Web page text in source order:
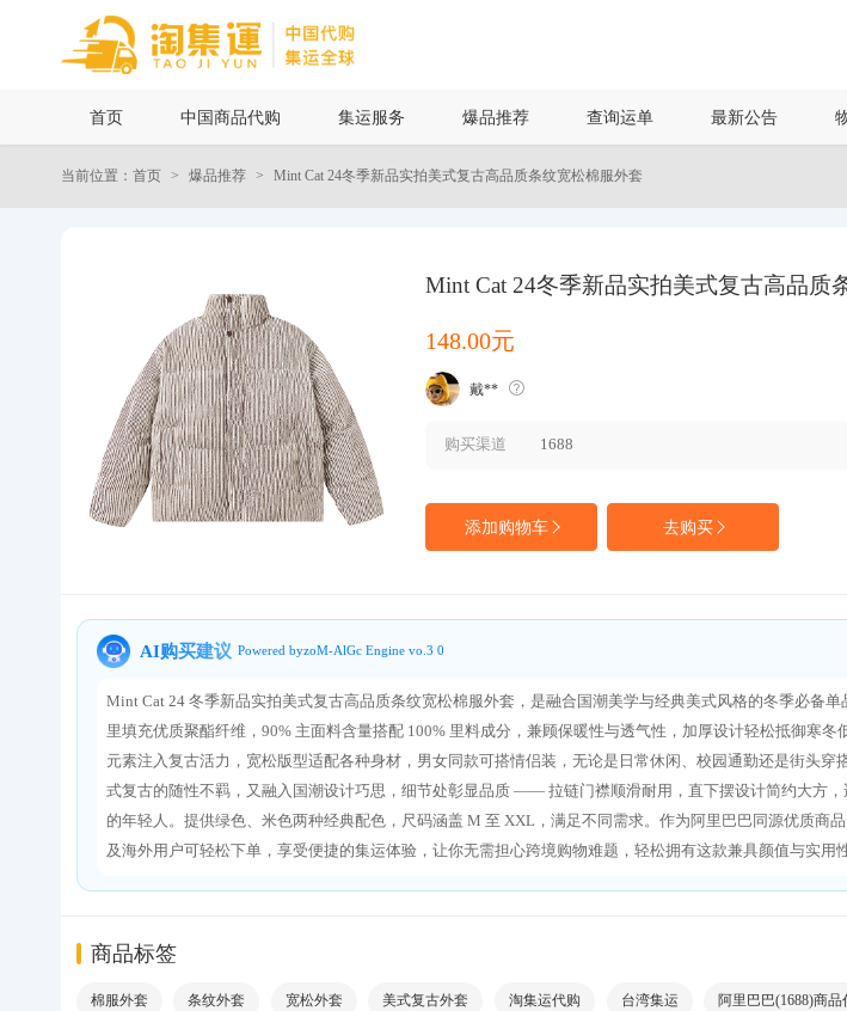
物流资讯
首页 中国商品代购 集运服务 爆品推荐 查询运单 最新公告
当前位置：首页 爆品推荐 Mint Cat 24冬季新品实拍美式复古高品质条纹宽松棉服外套
Mint Cat 24冬季新品实拍美式复古高品质
148.00元
戴**
购买渠道 1688
添加购物车 去购买
AI购买建议 Powered byzoM-AlGc Engine vo.3 0
Mint Cat 24 冬季新品实拍美式复古高品质条纹宽松棉服外套，是融合国潮美学与经典美式风格的冬季必备
里填充优质聚酯纤维，90% 主面料含量搭配 100% 里料成分，兼顾保暖性与透气性，加厚设计轻松抵御寒冬
元素注入复古活力，宽松版型适配各种身材，男女同款可搭情侣装，无论是日常休闲、校园通勤还是街头穿
式复古的随性不羁，又融入国潮设计巧思，细节处彰显品质 —— 拉链门襟顺滑耐用，直下摆设计简约大方，
的年轻人。提供绿色、米色两种经典配色，尺码涵盖 M 至 XXL，满足不同需求。作为阿里巴巴同源优质商
及海外用户可轻松下单，享受便捷的集运体验，让你无需担心跨境购物难题，轻松拥有这款兼具颜值与实用
商品标签
棉服外套 条纹外套 宽松外套 美式复古外套 淘集运代购 台湾集运 阿里巴巴(1688)商品